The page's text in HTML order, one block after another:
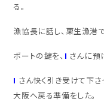
る。
漁協長に話し、栗生漁港
ボートの鍵を、 I さんに預
I さん快く引き受けて下
大阪へ戻る準備をした。